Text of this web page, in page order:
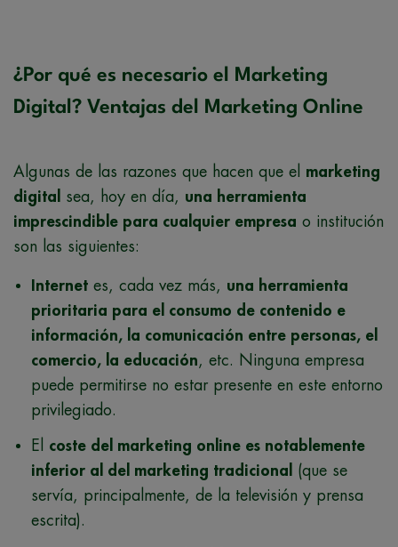
¿Por qué es necesario el Marketing
Digital? Ventajas del Marketing Online
Algunas de las razones que hacen que el marketing
digital
sea, hoy en día, una herramienta
imprescindible para cualquier empresa o institución
son las siguientes:
Internet es, cada vez más, una herramienta
prioritaria para el consumo de contenido e
información, la comunicación entre personas, el
comercio, la educación, etc. Ninguna empresa
puede permitirse no estar presente en este entorno
privilegiado.
El coste del marketing online es notablemente
inferior al del marketing tradicional
(que se
servía, principalmente, de la televisión y prensa
escrita).